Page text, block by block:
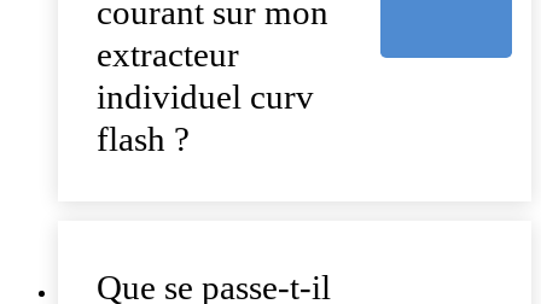
courant sur mon
extracteur
individuel curv
flash ?
Que se passe-t-il